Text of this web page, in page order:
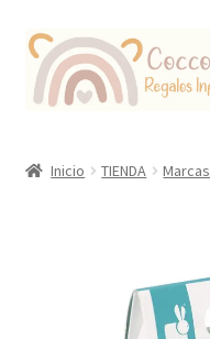
Ir
la
Ir
contenido
Inicio TIENDA Marcas